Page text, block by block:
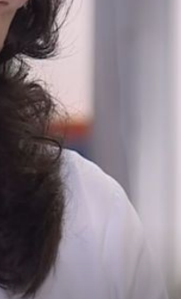
zagrebački potres u
da mu pomirišem